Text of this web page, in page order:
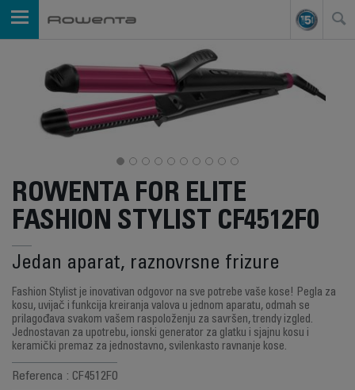
ROWENTA FOR ELITE
FASHION STYLIST CF4512F0
Jedan aparat, raznovrsne frizure
Fashion Stylist je inovativan odgovor na sve potrebe vaše kose! Pegla za
kosu, uvijač i funkcija kreiranja valova u jednom aparatu, odmah se
prilagođava svakom vašem raspoloženju za savršen, trendy izgled.
Jednostavan za upotrebu, ionski generator za glatku i sjajnu kosu i
keramički premaz za jednostavno, svilenkasto ravnanje kose.
Referenca : CF4512F0